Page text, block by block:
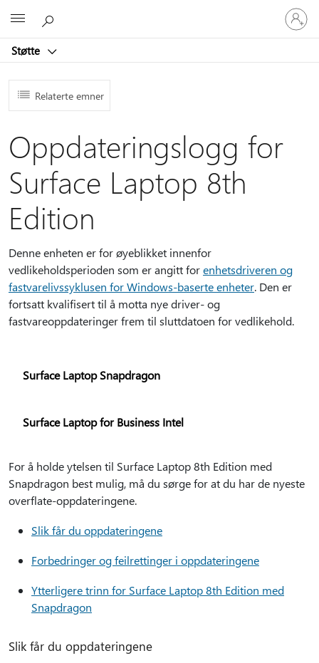
Støtte
Logg
på
kontoen
Relaterte emner
Oppdateringslogg for
Surface Laptop 8th
Edition
Denne enheten er for øyeblikket innenfor
vedlikeholdsperioden som er angitt forenhetsdriveren og
fastvarelivssyklusen for Windows-baserte enheter. Den er
fortsatt kvalifisert til å motta nye driver- og
fastvareoppdateringer frem til sluttdatoen for vedlikehold.
Surface Laptop Snapdragon
Surface Laptop for Business Intel
For å holde ytelsen til Surface Laptop 8th Edition med
Snapdragon best mulig, må du sørge for at du har de nyeste
overflate-oppdateringene.
Slik får du oppdateringene
Forbedringer og feilrettinger i oppdateringene
Ytterligere trinn for Surface Laptop 8th Edition med
Snapdragon
Slik får du oppdateringene